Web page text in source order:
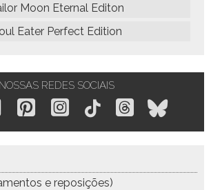
Moon Eternal Editon
Eater Perfect Edition
NOSSAS REDES SOCIAIS
e reposições)